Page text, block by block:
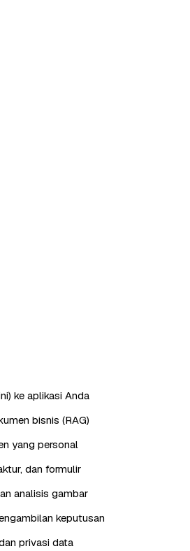
ke aplikasi Anda
bisnis (RAG)
yang personal
dan formulir
analisis gambar
keputusan
privasi data